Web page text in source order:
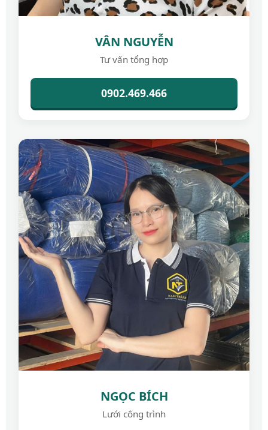
VÂN NGUYỄN
Tư vấn tổng hợp
0902.469.466
NGỌC BÍCH
Lưới công trình